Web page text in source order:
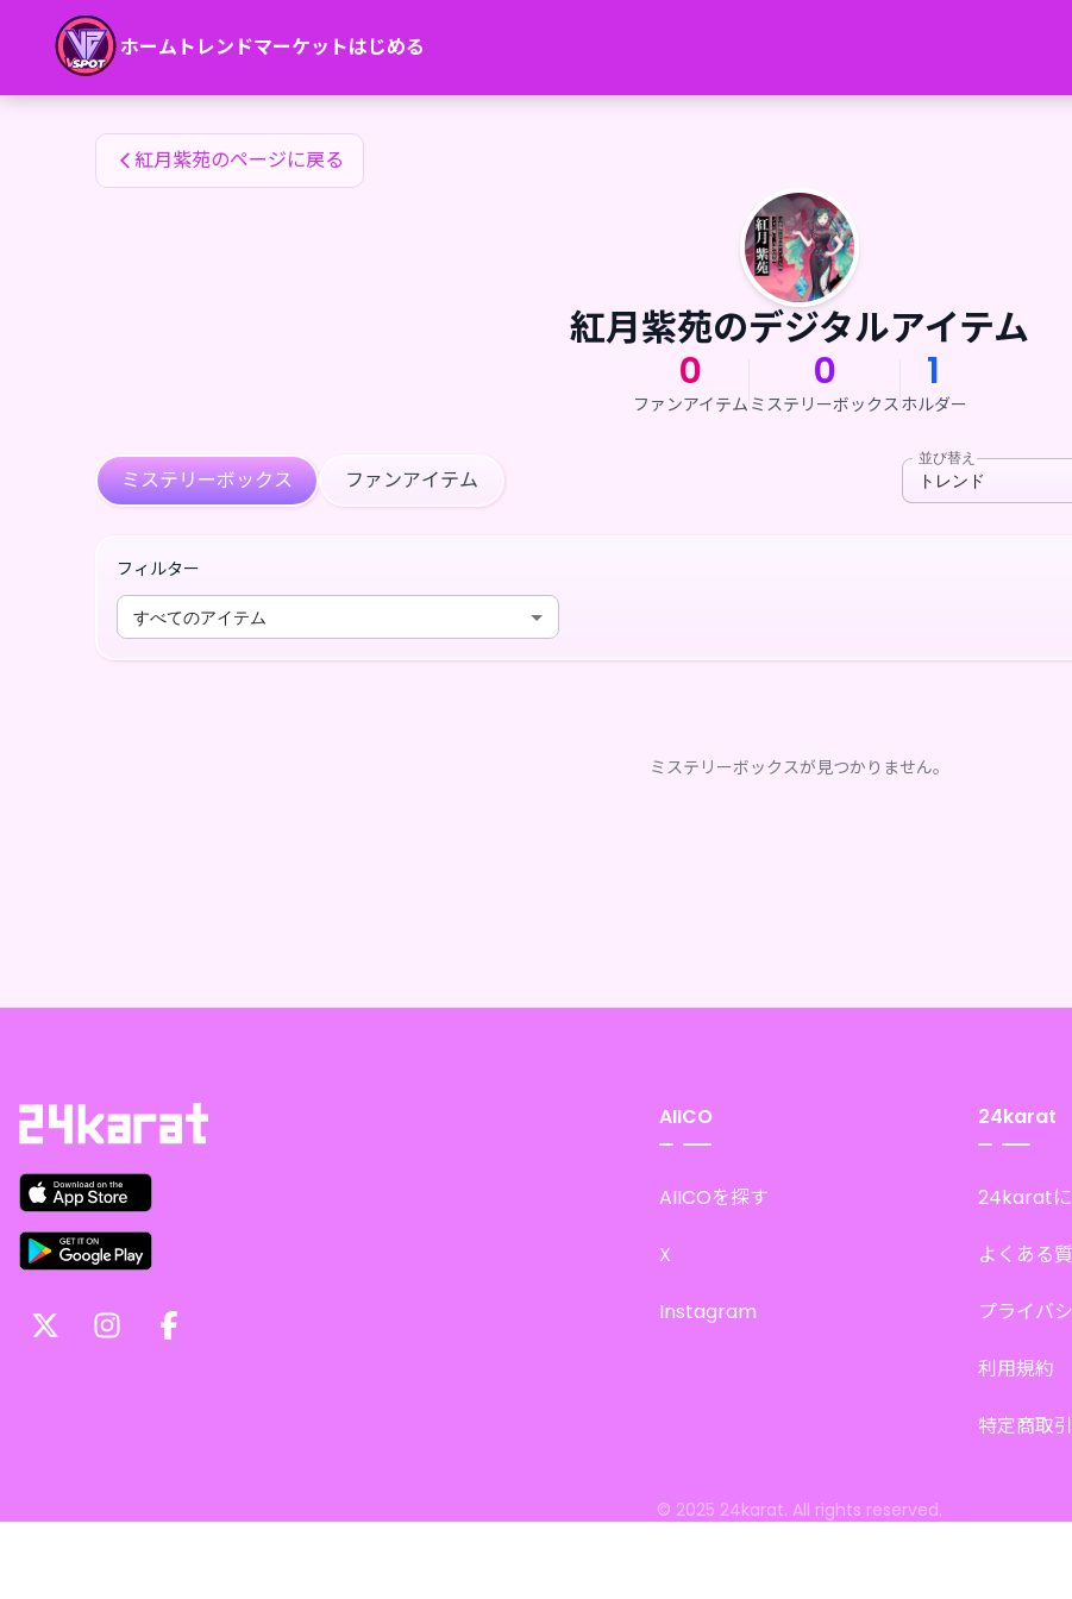
ホーム トレンドマーケットはじめる
紅月紫苑のファンアイテム
紅月紫苑のページに戻る
紅月紫苑のデジタルアイテム
0
ファンアイテム
0
ミステリーボックス
1
ホルダー
ミステリーボックス ファンアイテム
並び替え
トレンド
フィルター
すべてのアイテム
ミステリーボックスが見つかりません。
AIICO
AIICOを探す
X
Instagram
24karat
24karatに
よくある
プライバ
利用規約
特定商取
© 2025 24karat. All rights reserved.
紅月紫苑のファンアイテム — 24karat